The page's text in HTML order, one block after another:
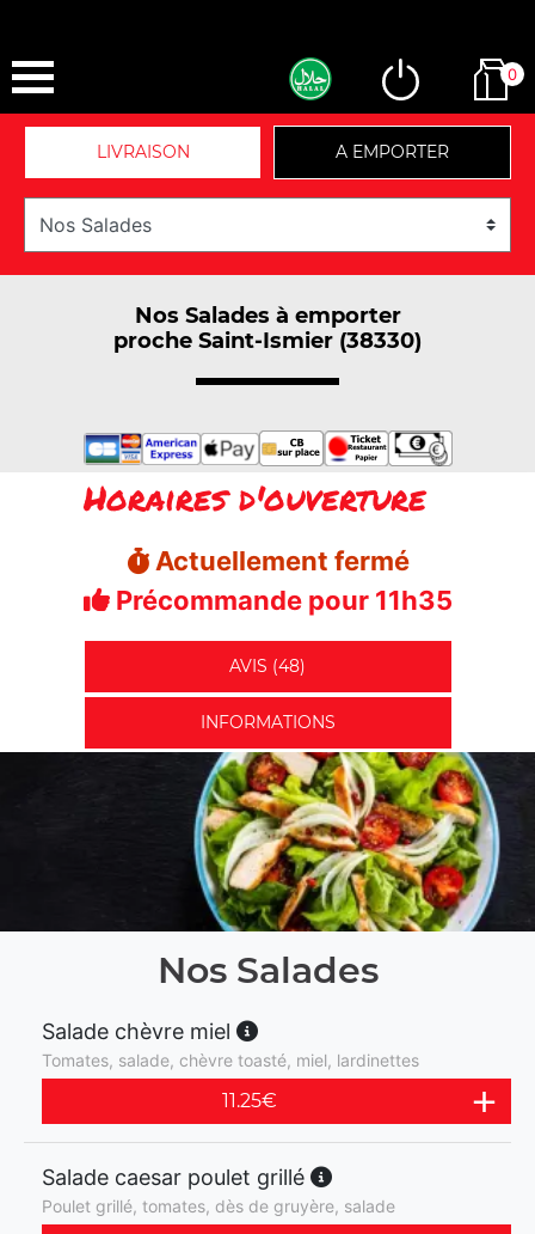
0
LIVRAISON A EMPORTER
Nos Salades à emporter
proche Saint-Ismier (38330)
Horaires d'ouverture
Actuellement fermé
Précommande pour 11h35
AVIS (48)
INFORMATIONS
Nos Salades
Salade chèvre miel
Tomates, salade, chèvre toasté, miel, lardinettes
11.25€
Salade caesar poulet grillé
Poulet grillé, tomates, dès de gruyère, salade